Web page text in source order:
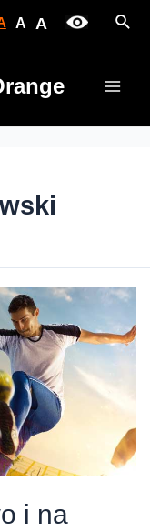
A A
i na